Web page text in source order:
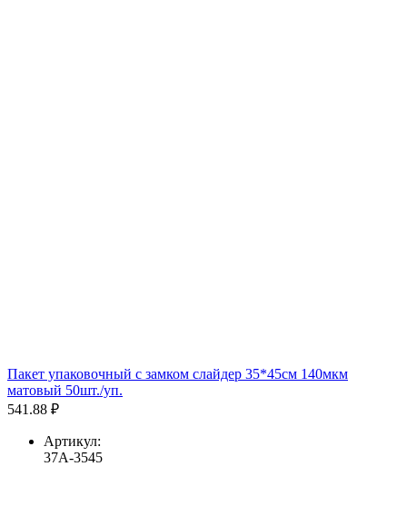
Пакет упаковочный с замком слайдер 35*45см 140мкм
матовый 50шт./уп.
541.88 ₽
Артикул:
37A-3545